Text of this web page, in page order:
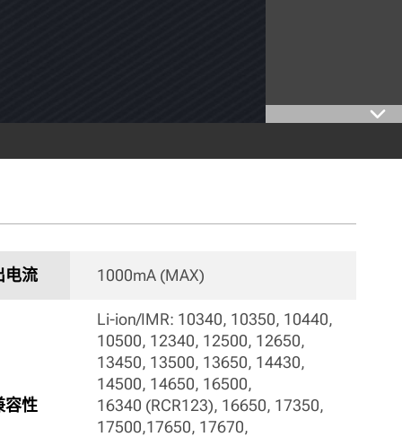
电流 1000mA (MAX)
容性
Li-ion/IMR: 10340, 10350, 10440,
10500, 12340, 12500, 12650,
13450, 13500, 13650, 14430,
14500, 14650, 16500,
16340 (RCR123), 16650, 17350,
17500,17650, 17670,